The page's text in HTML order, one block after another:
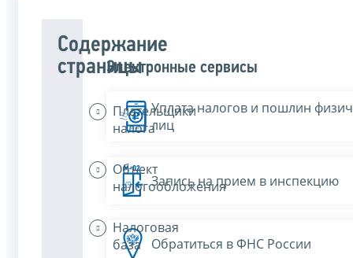
Содержание
страницы
Плательщики
налога
Объект
налогообложения
Налоговая
база
Электронные сервисы
Уплата налогов и пошлин
лиц
Запись на прием в инспекцию
Обратиться в ФНС России